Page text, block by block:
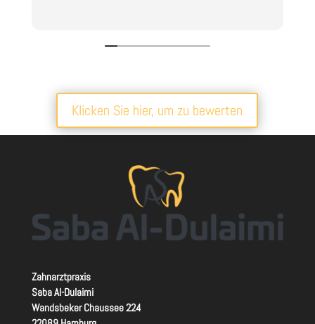
Klicken Sie hier, um zu bewerten
Zahnarztpraxis
Saba Al-Dulaimi
Wandsbeker Chaussee 224